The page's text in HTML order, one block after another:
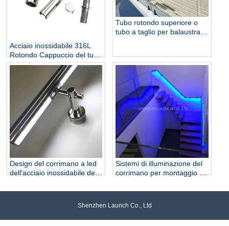
Acciaio inossidabile 316L
Rotondo Cappuccio del tubo
del tubo del tubo del tubo
del metallo e degli accessori
per la ringhiera di vetro
Tubo rotondo superiore o
tubo a taglio per balaustra in
Design del corrimano a led
dell'acciaio inossidabile della
Sistemi di illuminazione del
corrimano per montaggio a
Shenzhen Launch Co., Ltd